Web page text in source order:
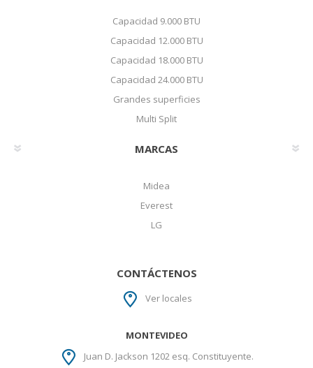
Capacidad 9.000 BTU
Capacidad 12.000 BTU
Capacidad 18.000 BTU
Capacidad 24.000 BTU
Grandes superficies
Multi Split
MARCAS
Midea
Everest
LG
CONTÁCTENOS
Ver locales
MONTEVIDEO
Juan D. Jackson 1202 esq. Constituyente.